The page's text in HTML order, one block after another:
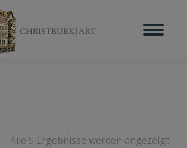
Alle 5 Ergebnisse werden angezeigt